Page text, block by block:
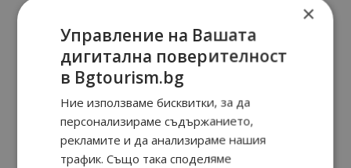
×
Управление на Вашата
дигитална поверителност
в Bgtourism.bg
Ние използваме бисквитки, за да
персонализираме съдържанието,
рекламите и да анализираме нашия
трафик. Също така споделяме